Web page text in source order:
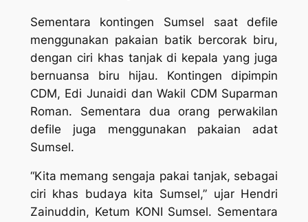
Sementara kontingen Sumsel saat defile
menggunakan pakaian batik bercorak biru,
dengan ciri khas tanjak di kepala yang juga
bernuansa biru hijau. Kontingen dipimpin
CDM, Edi Junaidi dan Wakil CDM Suparman
Roman. Sementara dua orang perwakilan
defile juga menggunakan pakaian adat
Sumsel.
“Kita memang sengaja pakai tanjak, sebagai
ciri khas budaya kita Sumsel,” ujar Hendri
Zainuddin, Ketum KONI Sumsel. Sementara